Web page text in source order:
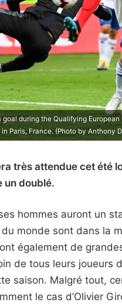
goal during the Qualifying
Paris, France. (Photo by Anthony
très attendue cet été
un doublé.
hommes auront un
monde sont dans la
également de
de tous leurs joueurs
saison. Malgré tout,
le cas d’Olivier